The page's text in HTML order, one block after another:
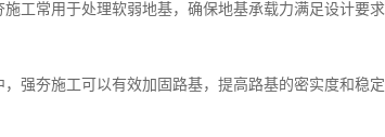
工常用于处理软弱地基，确保地基承载力满足设计要
强夯施工可以有效加固路基，提高路基的密实度和稳